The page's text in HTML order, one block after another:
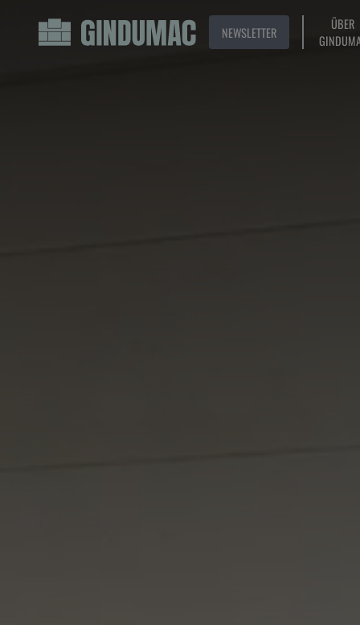
NEWSLETTER
ÜBER